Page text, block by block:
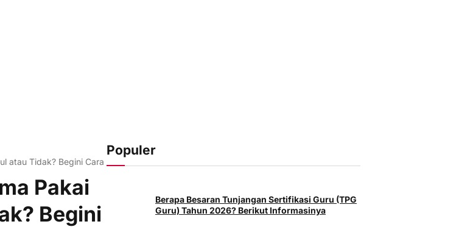
atau Tidak? Begini Cara Mengetahuinya
Pakai
Begini
Populer
Berapa Besaran Tunjangan Sertifikasi Guru (TPG
Guru) Tahun 2026? Berikut Informasinya